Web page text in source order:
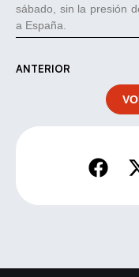
sábado, sin la presión
a España.
ANTERIOR